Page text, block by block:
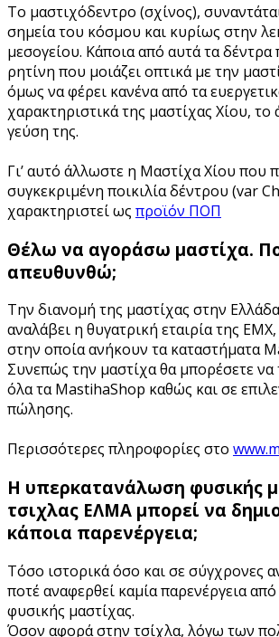
Το μαστιχόδεντρο (σχίνος),
σημεία του κόσμου και κυρίως στην
μεσογείου. Κάποια από αυτά τα δέντρα
ρητίνη που μοιάζει οπτικά με την
όμως να φέρει κανένα από τα
χαρακτηριστικά της μαστίχας Χίου,
γεύση της.
Γι’ αυτό άλλωστε η Μαστίχα Χίου που
συγκεκριμένη ποικιλία δέντρου (var
χαρακτηριστεί ως προϊόν ΠΟΠ
Θέλω να αγοράσω μαστίχα.
απευθυνθώ;
Την διανομή της μαστίχας στην
αναλάβει η θυγατρική εταιρία της
στην οποία ανήκουν τα καταστήματα
Συνεπώς την μαστίχα θα μπορέσετε να
όλα τα MastihaShop καθώς και σε
πώλησης.
Περισσότερες πληροφορίες στο
Η υπερκατανάλωση φυσικής
τσιχλας ΕΛΜΑ μπορεί να
κάποια παρενέργεια;
Τόσο ιστορικά όσο και σε σύγχρονες
ποτέ αναφερθεί καμία παρενέργεια
φυσικής μαστίχας.
Όσον αφορά στην τσίχλα, λόγω των